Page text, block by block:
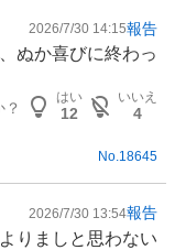
2026/7/30 14:15報告
ぬか喜びに終わっ
はい
12
いいえ
4
No. 18645
2026/7/30 13:54報告
りましと思わない